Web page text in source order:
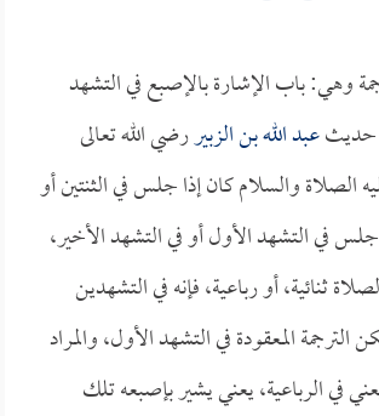
وهي: باب الإشارة بالإصبع في التشهد
حديثعبد الله بن الزبيررضي الله تعالى
الصلاة والسلام كان إذا جلس في الثنتين أو
في التشهد الأول أو في التشهد الأخير،
ثنائية، أو رباعية، فإنه في التشهدين
الترجمة المعقودة في التشهد الأول، والمراد
في الرباعية، يعني يشير بإصبعه تلك